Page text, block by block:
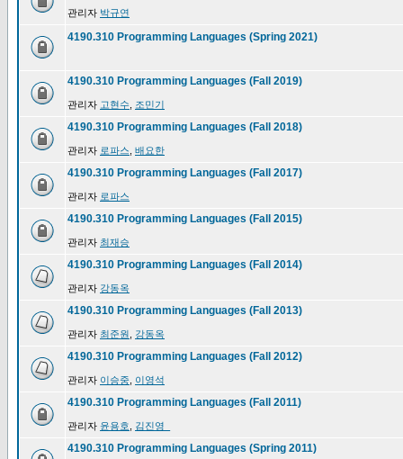
관리자 박규연
4190.310 Programming Languages (Spring 2021)
4190.310 Programming Languages (Fall 2019)
관리자 고현수 조민기
4190.310 Programming Languages (Fall 2018)
관리자 로파스 배요한
4190.310 Programming Languages (Fall 2017)
관리자 로파스
4190.310 Programming Languages (Fall 2015)
관리자 최재승
4190.310 Programming Languages (Fall 2014)
관리자 강동옥
4190.310 Programming Languages (Fall 2013)
관리자 최준원 강동옥
4190.310 Programming Languages (Fall 2012)
관리자 이승중 이영석
4190.310 Programming Languages (Fall 2011)
관리자 윤용호 김진영_
4190.310 Programming Languages (Spring 2011)